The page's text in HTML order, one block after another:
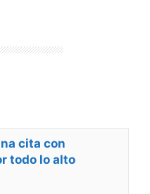
cita con
todo lo alto